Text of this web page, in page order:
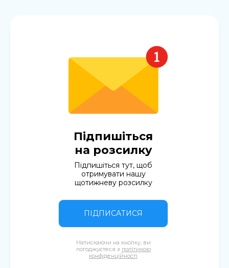
Підпишіться
на розсилку
Підпишіться тут, щоб
отримувати нашу
щотижневу розсилку
ПІДПИСАТИСЯ
Натискаючи на кнопку, ви
погоджуєтеся з політикою
конфіденційності